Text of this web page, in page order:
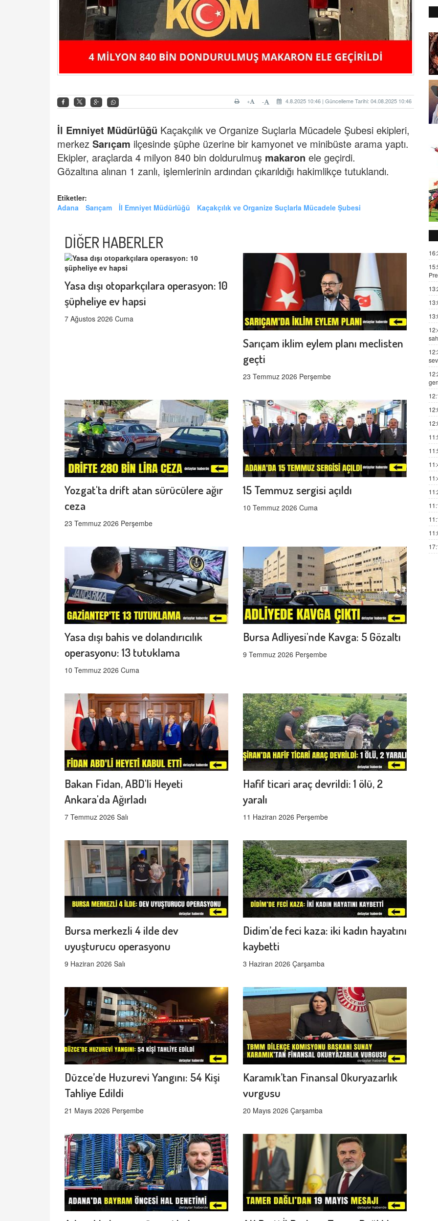
4.8.2025 10:46 | Güncelleme Tarihi: 04.08.2025 10:46
-
+
İl Emniyet Müdürlüğü Kaçakçılık ve Organize Suçlarla Mücadele Şubesi ekipleri,
merkez Sarıçam ilçesinde şüphe üzerine bir kamyonet ve minibüste arama yaptı.
Ekipler, araçlarda 4 milyon 840 bin doldurulmuş makaron ele geçirdi.
Gözaltına alınan 1 zanlı, işlemlerinin ardından çıkarıldığı hakimlikçe tutuklandı.
Etiketler:
Adana
Sarıçam İl Emniyet Müdürlüğü Kaçakçılık ve Organize Suçlarla Mücadele Şubesi
DİĞER HABERLER
Yasa dışı otoparkçılara operasyon: 10
şüpheliye ev hapsi
7 Ağustos 2026 Cuma
Sarıçam iklim eylem planı meclisten
geçti
23 Temmuz 2026 Perşembe
Yozgat'ta drift atan sürücülere ağır
ceza
23 Temmuz 2026 Perşembe
15 Temmuz sergisi açıldı
10 Temmuz 2026 Cuma
Yasa dışı bahis ve dolandırıcılık
operasyonu: 13 tutuklama
10 Temmuz 2026 Cuma
Bursa Adliyesi'nde Kavga: 5 Gözaltı
9 Temmuz 2026 Perşembe
Bakan Fidan, ABD'li Heyeti
Ankara'da Ağırladı
7 Temmuz 2026 Salı
Hafif ticari araç devrildi: 1 ölü, 2
yaralı
11 Haziran 2026 Perşembe
Bursa merkezli 4 ilde dev
uyuşturucu operasyonu
9 Haziran 2026 Salı
Didim’de feci kaza: iki kadın hayatını
kaybetti
3 Haziran 2026 Çarşamba
Düzce’de Huzurevi Yangını: 54 Kişi
Tahliye Edildi
21 Mayıs 2026 Perşembe
Karamık’tan Finansal Okuryazarlık
vurgusu
20 Mayıs 2026 Çarşamba